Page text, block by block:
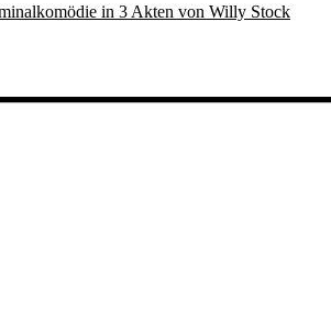
in 3 Akten von Willy Stock